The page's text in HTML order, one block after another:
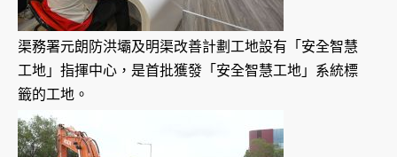
渠務署元朗防洪壩及明渠改善計劃工地設有「安全智慧
工地」指揮中心，是首批獲發「安全智慧工地」系統標
籤的工地。